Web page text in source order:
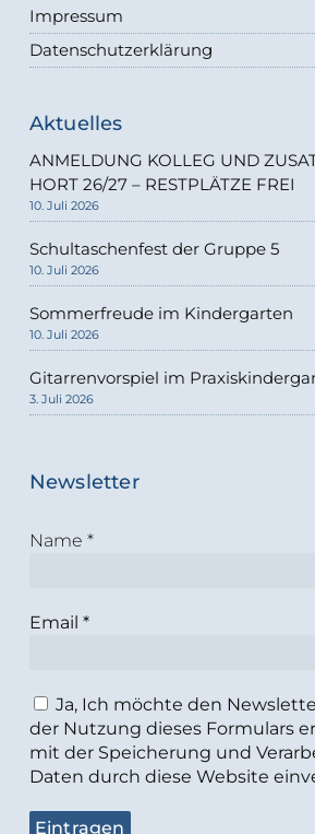
Impressum
Datenschutzerklärung
Aktuelles
ANMELDUNG KOLLEG UND
HORT 26/27 – RESTPLÄTZE FREI
10. Juli 2026
Schultaschenfest der Gruppe 5
10. Juli 2026
Sommerfreude im Kindergarten
10. Juli 2026
Gitarrenvorspiel im
3. Juli 2026
Newsletter
Name *
Email *
Ja, Ich möchte den
der Nutzung dieses Formulars
mit der Speicherung und
Daten durch diese Website